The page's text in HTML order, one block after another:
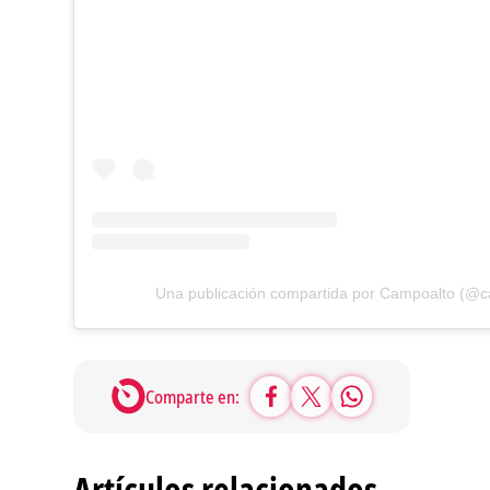
Una publicación compartida por Campoalto
Comparte en: